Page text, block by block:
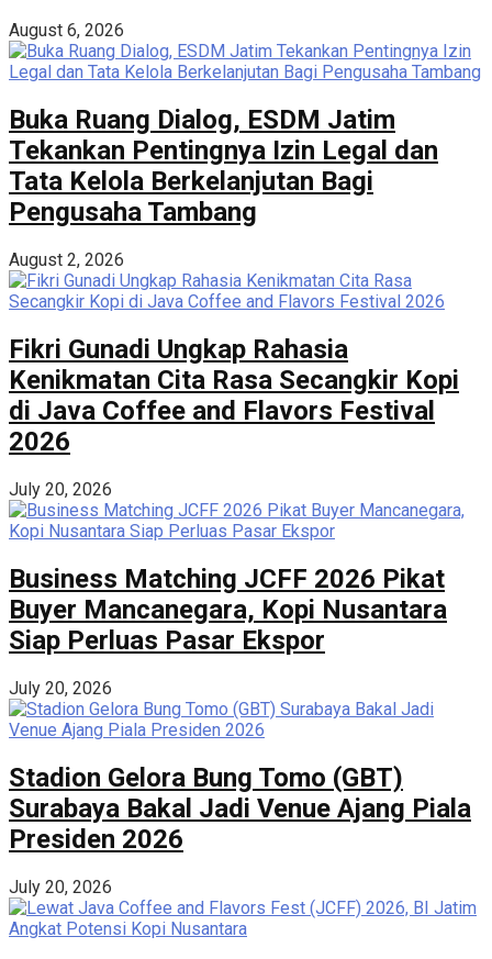
August 6, 2026
Buka Ruang Dialog, ESDM Jatim
Tekankan Pentingnya Izin Legal dan
Tata Kelola Berkelanjutan Bagi
Pengusaha Tambang
August 2, 2026
Fikri Gunadi Ungkap Rahasia
Kenikmatan Cita Rasa Secangkir Kopi
di Java Coffee and Flavors Festival
2026
July 20, 2026
Business Matching JCFF 2026 Pikat
Buyer Mancanegara, Kopi Nusantara
Siap Perluas Pasar Ekspor
July 20, 2026
Stadion Gelora Bung Tomo (GBT)
Surabaya Bakal Jadi Venue Ajang Piala
Presiden 2026
July 20, 2026